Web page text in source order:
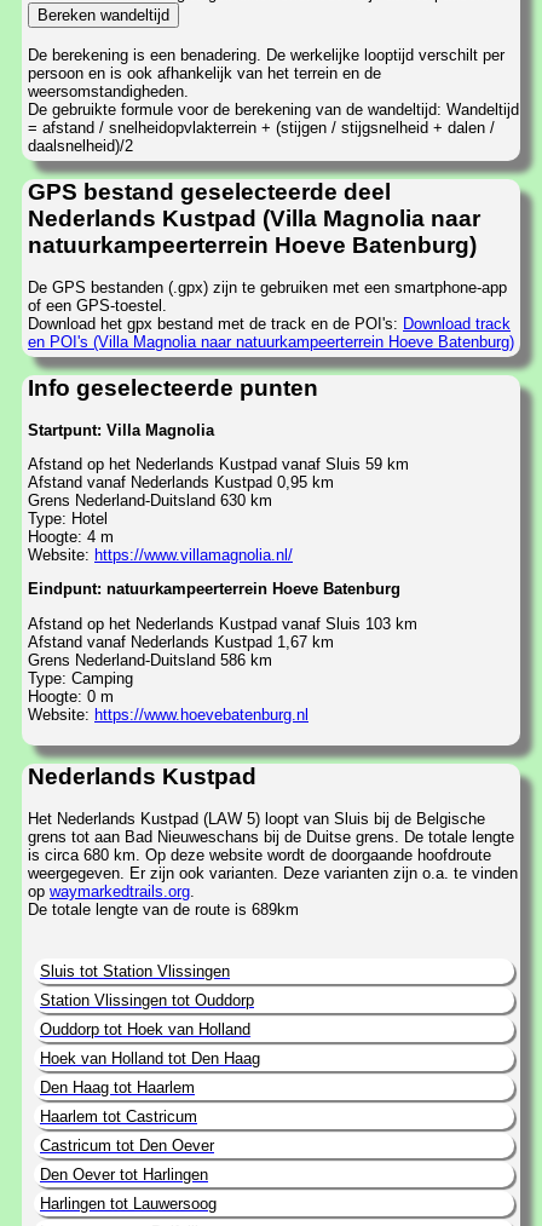
De berekening is een benadering. De werkelijke looptijd verschilt per
persoon en is ook afhankelijk van het terrein en de
weersomstandigheden.
De gebruikte formule voor de berekening van de wandeltijd: Wandeltijd
= afstand / snelheidopvlakterrein + (stijgen / stijgsnelheid + dalen /
daalsnelheid)/2
GPS bestand geselecteerde deel
Nederlands Kustpad (Villa Magnolia naar
natuurkampeerterrein Hoeve Batenburg)
De GPS bestanden (.gpx) zijn te gebruiken met een smartphone-app
of een GPS-toestel.
Download het gpx bestand met de track en de POI's: Download track
en POI's (Villa Magnolia naar natuurkampeerterrein Hoeve Batenburg)
Info geselecteerde punten
Startpunt: Villa Magnolia
Afstand op het Nederlands Kustpad vanaf Sluis 59 km
Afstand vanaf Nederlands Kustpad 0,95 km
Grens Nederland-Duitsland 630 km
Type: Hotel
Hoogte: 4 m
Website: https://www.villamagnolia.nl/
Eindpunt: natuurkampeerterrein Hoeve Batenburg
Afstand op het Nederlands Kustpad vanaf Sluis 103 km
Afstand vanaf Nederlands Kustpad 1,67 km
Grens Nederland-Duitsland 586 km
Type: Camping
Hoogte: 0 m
Website: https://www.hoevebatenburg.nl
Nederlands Kustpad
Het Nederlands Kustpad (LAW 5) loopt van Sluis bij de Belgische
grens tot aan Bad Nieuweschans bij de Duitse grens. De totale lengte
is circa 680 km. Op deze website wordt de doorgaande hoofdroute
weergegeven. Er zijn ook varianten. Deze varianten zijn o.a. te vinden
op waymarkedtrails.org
De totale lengte van de route is 689km
Sluis tot Station Vlissingen
Station Vlissingen tot Ouddorp
Ouddorp tot Hoek van Holland
Hoek van Holland tot Den Haag
Den Haag tot Haarlem
Haarlem tot Castricum
Castricum tot Den Oever
Den Oever tot Harlingen
Harlingen tot Lauwersoog